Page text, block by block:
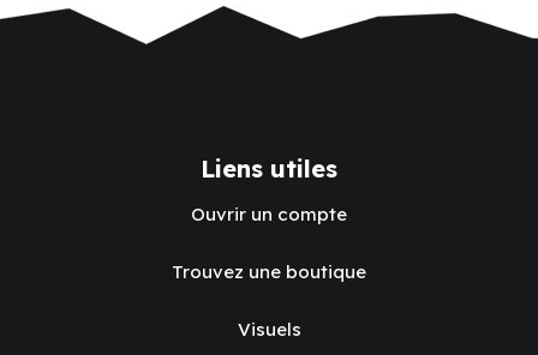
Liens utiles
Ouvrir un compte
Trouvez une boutique
Visuels